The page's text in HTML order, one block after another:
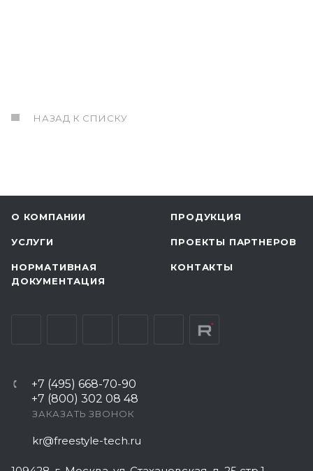
НАЗАД К СПИСКУ
О КОМПАНИИ ПРОДУКЦИЯ
УСЛУГИ ПРОЕКТЫ ПАРТНЕРОВ
НОРМАТИВНАЯ
ДОКУМЕНТАЦИЯ
КОНТАКТЫ
+7 (495) 668-70-90
+7 (800) 302 08 48
ЗАКАЗАТЬ ЗВОНОК
kr@freestyle-tech.ru